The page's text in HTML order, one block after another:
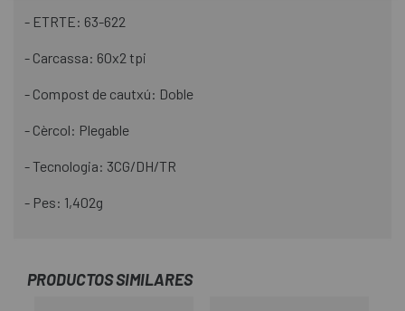
- ETRTE: 63-622
- Carcassa: 60x2 tpi
- Compost de cautxú: Doble
- Cèrcol: Plegable
- Tecnologia: 3CG/DH/TR
- Pes: 1,402g
PRODUCTOS SIMILARES